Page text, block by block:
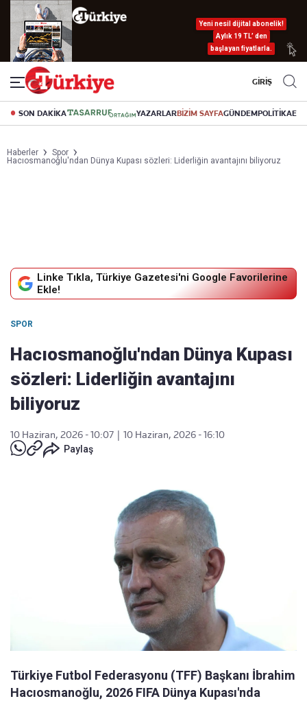
Yeni nesil dijital abonelik!
Aylık 19 TL’ den
başlayan fiyatlarla.
GİRİŞ
SON DAKİKA YAZARLARBİZİM SAYFAGÜNDEMPOLİTİKA
Haberler
Spor
Hacıosmanoğlu'ndan Dünya Kupası sözleri: Liderliğin avantajını biliyoruz
Linke Tıkla, Türkiye Gazetesi'ni Google Favorilerine
Ekle!
SPOR
Hacıosmanoğlu'ndan Dünya Kupası
sözleri: Liderliğin avantajını
biliyoruz
10 Haziran, 2026 - 10:07
10 Haziran, 2026 - 16:10
Paylaş
Türkiye Futbol Federasyonu (TFF) Başkanı İbrahim
Hacıosmanoğlu, 2026 FIFA Dünya Kupası'nda